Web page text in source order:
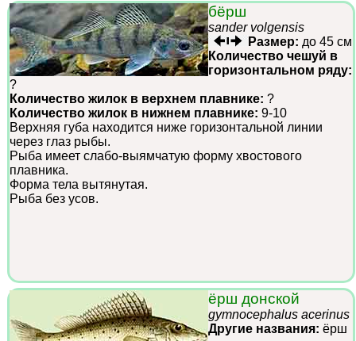
бёрш
sander volgensis
Размер: до 45 см
Количество чешуй в
горизонтальном ряду:
?
Количество жилок в верхнем плавнике: ?
Количество жилок в нижнем плавнике: 9-10
Верхняя губа находится ниже горизонтальной линии
через глаз рыбы.
Рыба имеет слабо-выямчатую форму хвостового
плавника.
Форма тела вытянутая.
Рыба без усов.
ёрш донской
gymnocephalus acerinus
Другие названия: ёрш